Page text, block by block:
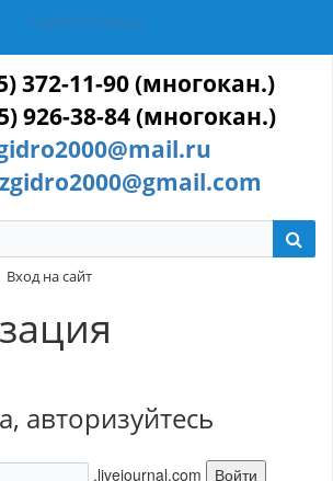
ГИДРОТЕХМАШ
372-11-90 (многокан.)
926-38-84 (многокан.)
Вход на сайт
авторизуйтесь
.livejournal.com